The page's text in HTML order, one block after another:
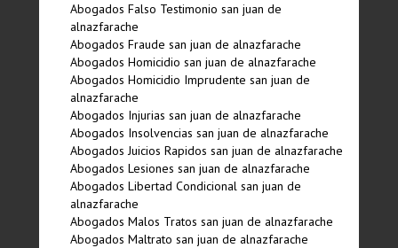
Abogados Falso Testimonio san juan de
alnazfarache
Abogados Fraude san juan de alnazfarache
Abogados Homicidio san juan de alnazfarache
Abogados Homicidio Imprudente san juan de
alnazfarache
Abogados Injurias san juan de alnazfarache
Abogados Insolvencias san juan de alnazfarache
Abogados Juicios Rapidos san juan de alnazfarache
Abogados Lesiones san juan de alnazfarache
Abogados Libertad Condicional san juan de
alnazfarache
Abogados Malos Tratos san juan de alnazfarache
Abogados Maltrato san juan de alnazfarache